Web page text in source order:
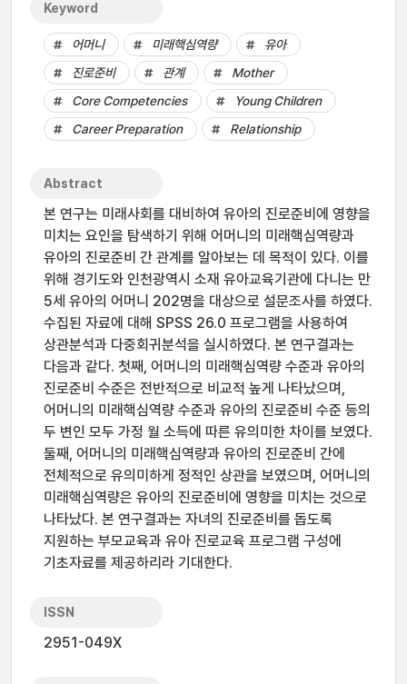
Keyword
어머니 미래핵심역량
유아
진로준비
관계
Mother
Core Competencies
Young Children
Career Preparation
Relationship
Abstract
본 연구는 미래사회를 대비하여 유아의 진로준비에 영향을
미치는 요인을 탐색하기 위해 어머니의 미래핵심역량과
유아의 진로준비 간 관계를 알아보는 데 목적이 있다. 이를
위해 경기도와 인천광역시 소재 유아교육기관에 다니는 만
5세 유아의 어머니 202명을 대상으로 설문조사를 하였다.
수집된 자료에 대해 SPSS 26.0 프로그램을 사용하여
상관분석과 다중회귀분석을 실시하였다. 본 연구결과는
다음과 같다. 첫째, 어머니의 미래핵심역량 수준과 유아의
진로준비 수준은 전반적으로 비교적 높게 나타났으며,
어머니의 미래핵심역량 수준과 유아의 진로준비 수준 등의
두 변인 모두 가정 월 소득에 따른 유의미한 차이를 보였다.
둘째, 어머니의 미래핵심역량과 유아의 진로준비 간에
전체적으로 유의미하게 정적인 상관을 보였으며, 어머니의
미래핵심역량은 유아의 진로준비에 영향을 미치는 것으로
나타났다. 본 연구결과는 자녀의 진로준비를 돕도록
지원하는 부모교육과 유아 진로교육 프로그램 구성에
기초자료를 제공하리라 기대한다.
ISSN
2951-049X